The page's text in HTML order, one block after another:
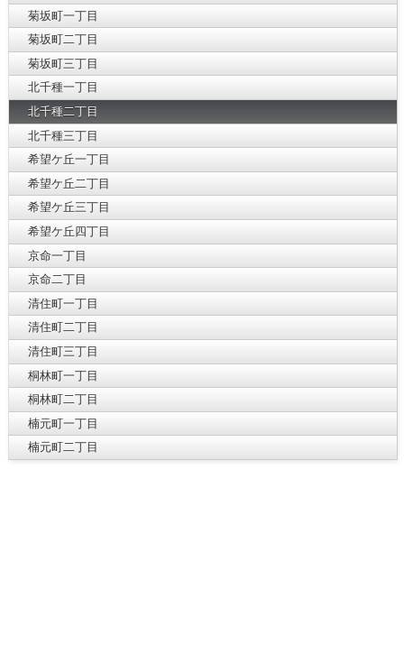
菊坂町一丁目
菊坂町二丁目
菊坂町三丁目
北千種一丁目
北千種二丁目
北千種三丁目
希望ケ丘一丁目
希望ケ丘二丁目
希望ケ丘三丁目
希望ケ丘四丁目
京命一丁目
京命二丁目
清住町一丁目
清住町二丁目
清住町三丁目
桐林町一丁目
桐林町二丁目
楠元町一丁目
楠元町二丁目